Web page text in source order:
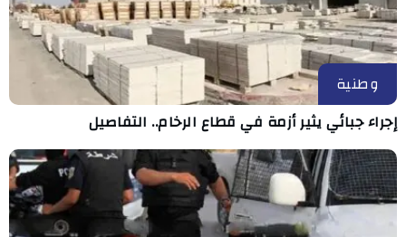
وطنية
إجراء جبائي يثير أزمة في قطاع الرخام.. التفاصيل